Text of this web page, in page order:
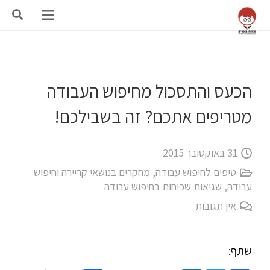
הכעס והתסכול מחיפוש העבודה
מטריפים אתכם? זה בשבילכם!
31 באוקטובר 2015
טיפים לחיפוש עבודה, מחקרים בנושאי קריירה וחיפוש
עבודה, שגיאות שכיחות בחיפוש עבודה
אין תגובות
שתף: